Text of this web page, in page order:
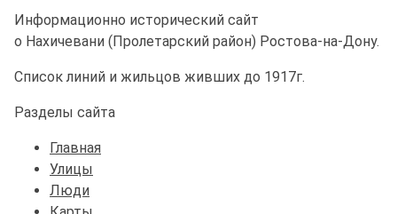
Информационно исторический сайт
о Нахичевани (Пролетарский район) Ростова-на-Дону.
Список линий и жильцов живших до 1917г.
Разделы сайта
Главная
Улицы
Люди